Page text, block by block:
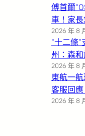
傅首爾
車！家
2026 年 8
“十二條
州：森和
2026 年 8
東航一航
客服回
2026 年 8